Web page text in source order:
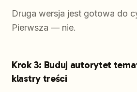
Druga wersja jest gotowa do
Pierwsza — nie.
Krok 3: Buduj autorytet
klastry treści